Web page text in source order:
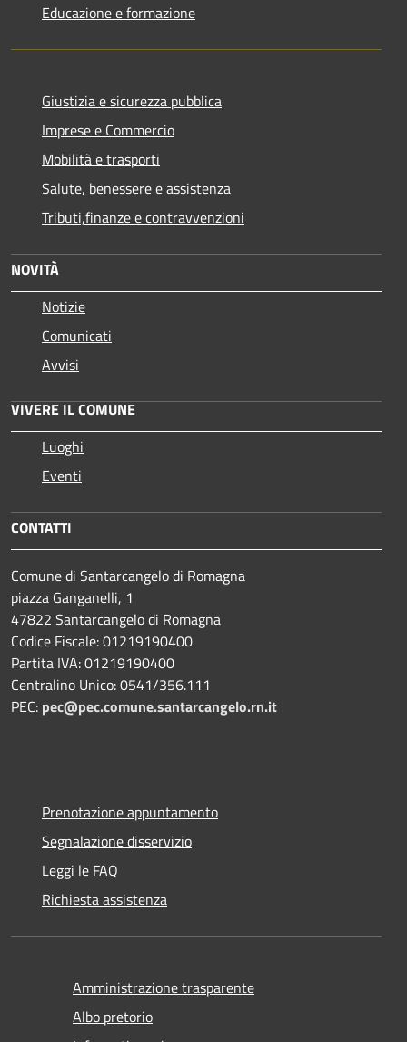
Educazione e formazione
Giustizia e sicurezza pubblica
Imprese e Commercio
Mobilità e trasporti
Salute, benessere e assistenza
Tributi,finanze e contravvenzioni
NOVITÀ
Notizie
Comunicati
Avvisi
VIVERE IL COMUNE
Luoghi
Eventi
CONTATTI
Comune di Santarcangelo di Romagna
piazza Ganganelli, 1
47822 Santarcangelo di Romagna
Codice Fiscale: 01219190400
Partita IVA: 01219190400
Centralino Unico: 0541/356.111
PEC: pec@pec.comune.santarcangelo.rn.it
Prenotazione appuntamento
Segnalazione disservizio
Leggi le FAQ
Richiesta assistenza
Amministrazione trasparente
Albo pretorio